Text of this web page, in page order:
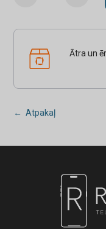
Ātra un
← Atpakaļ